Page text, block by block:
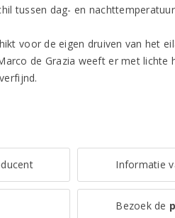
tussen dag- en
voor de eigen druiven van het
de Grazia weeft er met lichte
Informatie
Bezoek de